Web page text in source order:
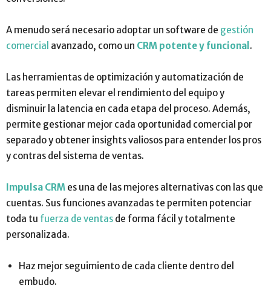
A menudo será necesario adoptar un software de gestión
comercial avanzado, como un CRM potente y funcional .
Las herramientas de optimización y automatización de
tareas permiten elevar el rendimiento del equipo y
disminuir la latencia en cada etapa del proceso. Además,
permite gestionar mejor cada oportunidad comercial por
separado y obtener insights valiosos para entender los pros
y contras del sistema de ventas.
Impulsa CRM es una de las mejores alternativas con las que
cuentas. Sus funciones avanzadas te permiten potenciar
toda tu fuerza de ventas de forma fácil y totalmente
personalizada.
Haz mejor seguimiento de cada cliente dentro del
embudo.